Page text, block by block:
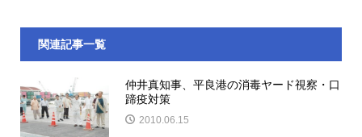
関連記事一覧
仲井真知事、平良港の消毒ヤード視察・口
蹄疫対策
2010.06.15